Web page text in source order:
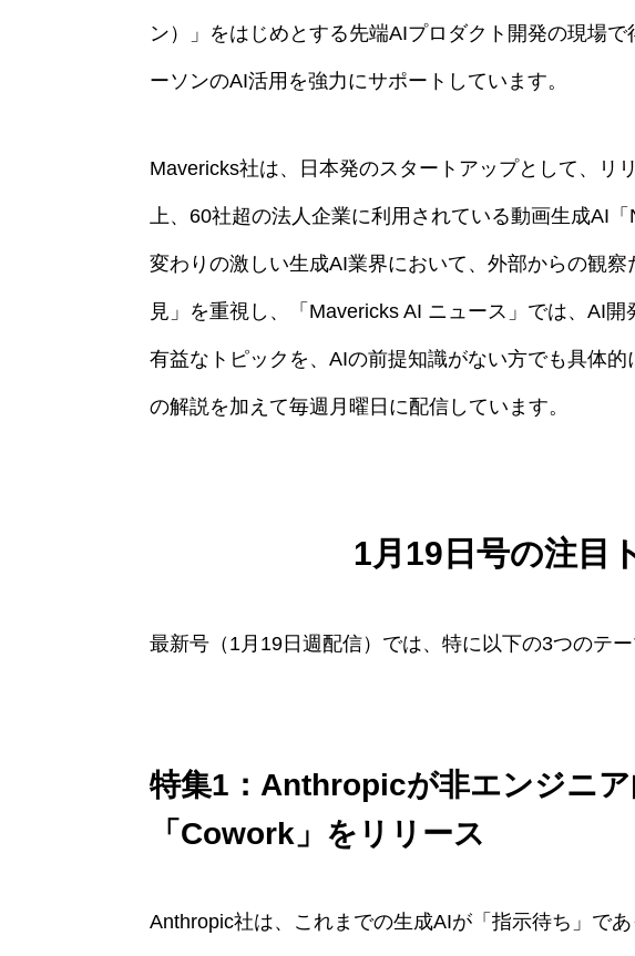
ン）」をはじめとする先端AIプロダクト開発の現場
ーソンのAI活用を強力にサポートしています。
Mavericks社は、日本発のスタートアップとして、リ
上、60社超の法人企業に利用されている動画生成AI
変わりの激しい生成AI業界において、外部からの観
見」を重視し、「Mavericks AI ニュース」では、AI
有益なトピックを、AIの前提知識がない方でも具体
の解説を加えて毎週月曜日に配信しています。
1月19日号の注目
最新号（1月19日週配信）では、特に以下の3つのテ
特集1：Anthropicが非エンジニ
「Cowork」をリリース
Anthropic社は、これまでの生成AIが「指示待ち」で